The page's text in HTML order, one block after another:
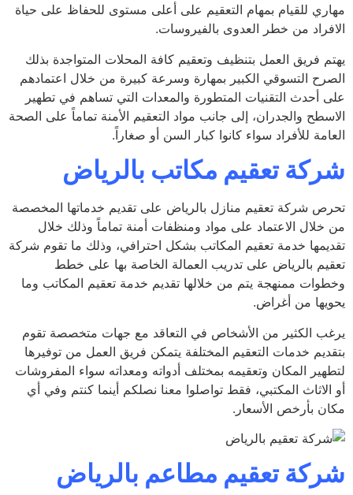
للقيام بمهام التعقيم على أعلى مستوى للحفاظ على حياة
من خطر العدوى بالفيروسات.
فريق العمل بتنظيف وتعقيم كافة المحلات المتواجدة بذلك
التسوقي الكبير بمهارة وسرعة كبيرة من خلال اعتمادهم
أحدث التقنيات المتطورة والمعدات التي تساهم في تطهير
والجدران، إلى جانب مواد التعقيم الأمنة تماماً على الصحة
للأفراد سواء كانوا كبار السن أو صغاراً.
تعقيم مكاتب بالرياض
شركة تعقيم منازل بالرياض على تقديم خدماتها المخصصة
الاعتماد على مواد ومنظفات أمنة تماماً وذلك خلال
خدمة تعقيم المكاتب بشكل احترافي، وذلك ما تقوم شركة
بالرياض على تدريب العمالة الخاصة بها على خطط
ممنهجة يتم من خلالها تقديم خدمة تعقيم المكاتب وما
من أغراض.
الكثير من الأشخاص في التعاقد مع جهات متخصصة تقوم
خدمات التعقيم المختلفة يتمكن فريق العمل من توفيرها
المكان وتعقيمه بمختلف أدواته ومعداته سواء المفروشات
المكتبي، فقط تواصلوا معنا نصلكم أينما كنتم وفي أي
بأرخص الأسعار.
تعقيم مطاعم بالرياض